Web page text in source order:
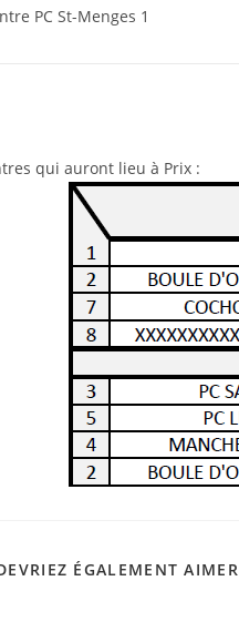
PC St-Menges 1
qui auront lieu à Prix :
ÉGALEMENT AIMER